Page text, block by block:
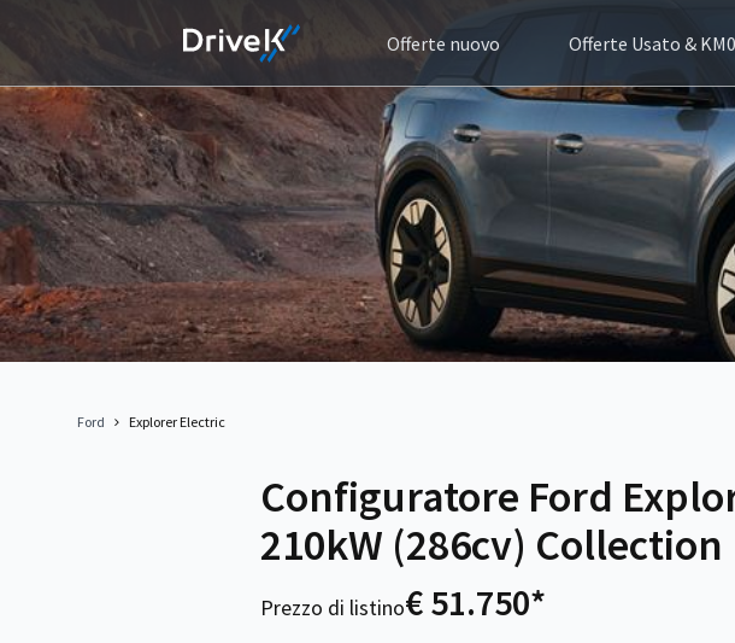
Offerte nuovo Offerte Usato & KM0
Ford Explorer Electric
Configuratore Ford
210kW (286cv) Collection
Prezzo di listino€ 51.750*